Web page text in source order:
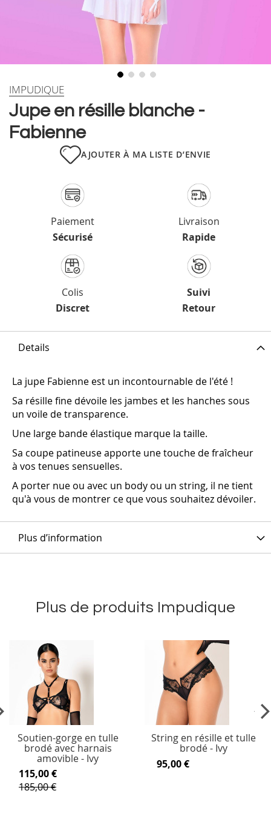
Skip
the
beginning
Jupe en résille blanche -
Fabienne
IMPUDIQUE
AJOUTER À MA LISTE D’ENVIE
Paiement
Sécurisé
Livraison
Rapide
Colis
Discret
Suivi
Retour
Details
La jupe Fabienne est un incontournable de l'été !
Sa résille fine dévoile les jambes et les hanches sous
un voile de transparence.
Une large bande élastique marque la taille.
Sa coupe patineuse apporte une touche de fraîcheur
à vos tenues sensuelles.
A porter nue ou avec un body ou un string, il ne tient
qu'à vous de montrer ce que vous souhaitez dévoiler.
Plus d’information
Plus de produits Impudique
Soutien-gorge en tulle
brodé avec harnais
amovible - Ivy
115,00 €
185,00 €
String en résille et tulle
brodé - Ivy
95,00 €